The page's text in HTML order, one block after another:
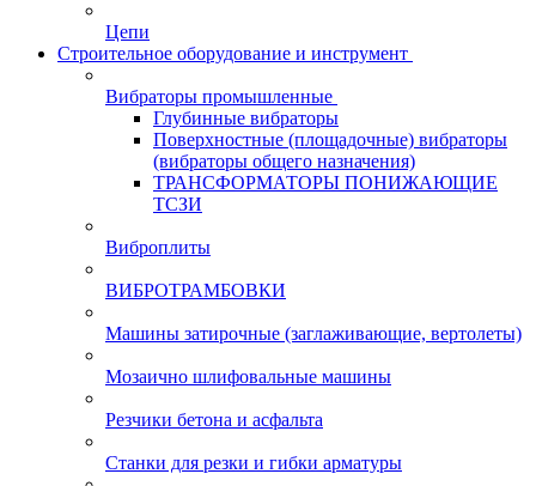
Цепи
Строительное оборудование и инструмент
Вибраторы промышленные
Глубинные вибраторы
Поверхностные (площадочные) вибраторы
(вибраторы общего назначения)
ТРАНСФОРМАТОРЫ ПОНИЖАЮЩИЕ
ТСЗИ
Виброплиты
ВИБРОТРАМБОВКИ
Машины затирочные (заглаживающие, вертолеты)
Мозаично шлифовальные машины
Резчики бетона и асфальта
Станки для резки и гибки арматуры